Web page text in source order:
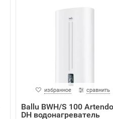
избранное сравнить
Ballu BWH/S 100 Artendo
DH водонагреватель